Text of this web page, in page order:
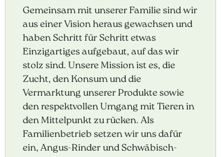
Gemeinsam mit unserer Familie sind wir
aus einer Vision heraus gewachsen und
haben Schritt für Schritt etwas
Einzigartiges aufgebaut, auf das wir
stolz sind. Unsere Mission ist es, die
Zucht, den Konsum und die
Vermarktung unserer Produkte sowie
den respektvollen Umgang mit Tieren in
den Mittelpunkt zu rücken. Als
Familienbetrieb setzen wir uns dafür
ein, Angus-Rinder und Schwäbisch-